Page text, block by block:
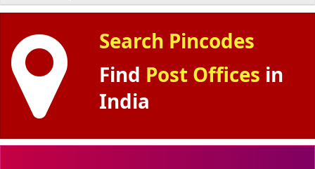
Search Pincodes
Find Post Offices in
India